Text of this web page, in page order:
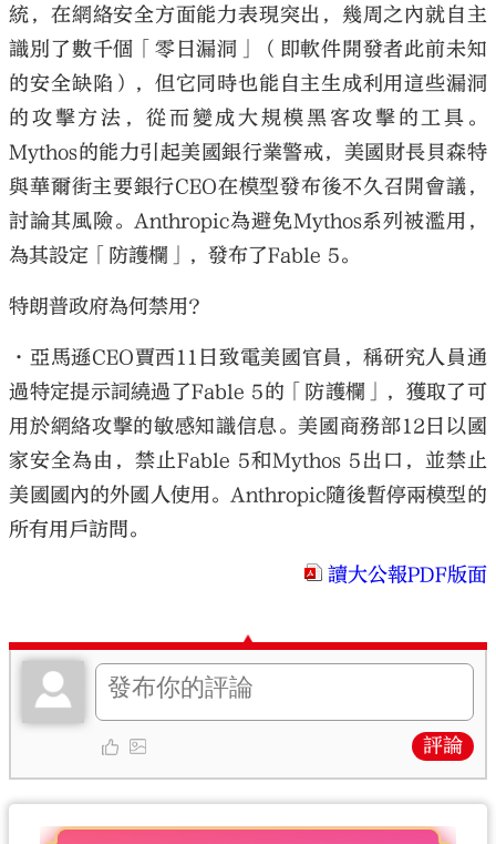
統，在網絡安全方面能力表現突出，幾周之內就自主
識別了數千個「零日漏洞」（即軟件開發者此前未知
的安全缺陷），但它同時也能自主生成利用這些漏洞
的攻擊方法，從而變成大規模黑客攻擊的工具。
Mythos的能力引起美國銀行業警戒，美國財長貝森特
與華爾街主要銀行CEO在模型發布後不久召開會議，
討論其風險。Anthropic為避免Mythos系列被濫用，
為其設定「防護欄」，發布了Fable 5。
特朗普政府為何禁用？
•亞馬遜CEO賈西11日致電美國官員，稱研究人員通
過特定提示詞繞過了Fable 5的「防護欄」，獲取了可
用於網絡攻擊的敏感知識信息。美國商務部12日以國
家安全為由，禁止Fable 5和Mythos 5出口，並禁止
美國國內的外國人使用。Anthropic隨後暫停兩模型的
所有用戶訪問。
讀大公報PDF版面
評論